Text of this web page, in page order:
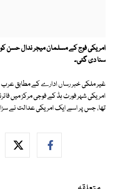
سنا دی گئی۔
تھا، جس پر اسے ایک امریکی عدالت نے